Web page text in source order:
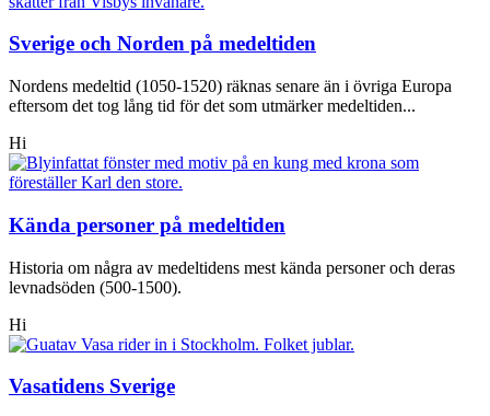
Sverige och Norden på medeltiden
Nordens medeltid (1050-1520) räknas senare än i övriga Europa
eftersom det tog lång tid för det som utmärker medeltiden...
Hi
Kända personer på medeltiden
Historia om några av medeltidens mest kända personer och deras
levnadsöden (500-1500).
Hi
Vasatidens Sverige